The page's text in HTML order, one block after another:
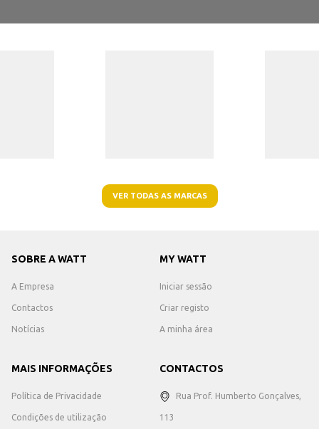
VER TODAS AS MARCAS
SOBRE A WATT
A Empresa
Contactos
Notícias
MY WATT
Iniciar sessão
Criar registo
A minha área
MAIS INFORMAÇÕES
Política de Privacidade
Condições de utilização
CONTACTOS
Rua Prof. Humberto Gonçalves,
113